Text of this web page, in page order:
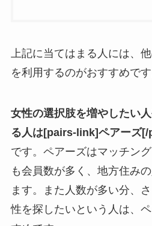
上記に当てはまる人には、
を利用するのがおすすめです
女性の選択肢を増やしたい
る人は[pairs-link]ペアーズ
です。ペアーズはマッチン
も会員数が多く、地方住み
ます。また人数が多い分、
性を探したいという人は、